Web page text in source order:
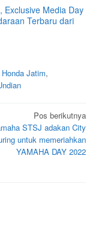
Exclusive Media Day
Terbaru dari
Jatim,
Pos berikutnya
STSJ adakan City
untuk memeriahkan
YAMAHA DAY 2022